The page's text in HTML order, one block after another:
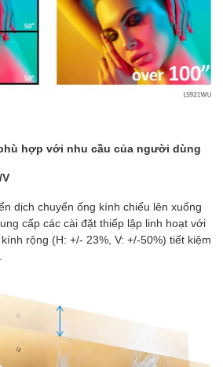
hợp với nhu cầu của người dùng
dịch chuyển ống kính chiếu lên xuống
cấp các cài đặt thiếp lập linh hoạt với
rộng (H: +/- 23%, V: +/-50%) tiết kiệm